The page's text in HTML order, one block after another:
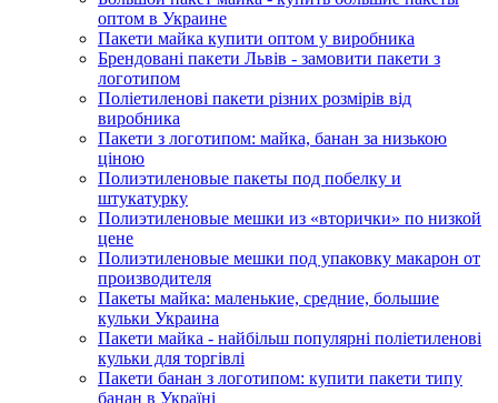
оптом в Украине
Пакети майка купити оптом у виробника
Брендовані пакети Львів - замовити пакети з
логотипом
Поліетиленові пакети різних розмірів від
виробника
Пакети з логотипом: майка, банан за низькою
ціною
Полиэтиленовые пакеты под побелку и
штукатурку
Полиэтиленовые мешки из «вторички» по низкой
цене
Полиэтиленовые мешки под упаковку макарон от
производителя
Пакеты майка: маленькие, средние, большие
кульки Украина
Пакети майка - найбільш популярні поліетиленові
кульки для торгівлі
Пакети банан з логотипом: купити пакети типу
банан в Україні